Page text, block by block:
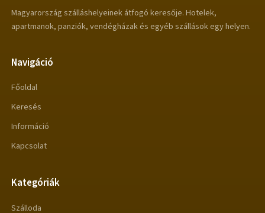
Magyarország szálláshelyeinek átfogó keresője. Hotelek,
apartmanok, panziók, vendégházak és egyéb szállások egy helyen.
Navigáció
Főoldal
Keresés
Információ
Kapcsolat
Kategóriák
Szálloda